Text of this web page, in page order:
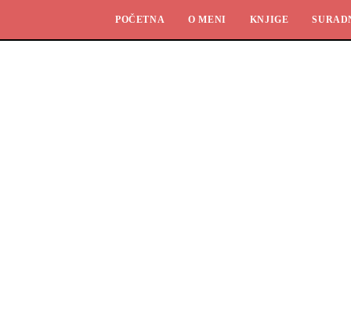
POČETNA O MENI KNJIGE